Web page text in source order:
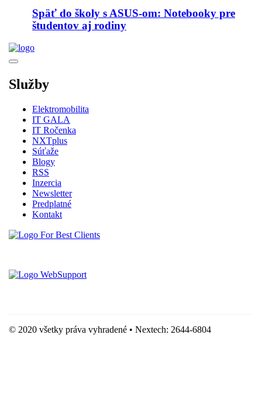
Späť do školy s ASUS-om: Notebooky pre
študentov aj rodiny
Služby
Elektromobilita
IT GALA
IT Ročenka
NXTplus
Súťaže
Blogy
RSS
Inzercia
Newsletter
Predplatné
Kontakt
© 2020 všetky práva vyhradené • Nextech: 2644-6804